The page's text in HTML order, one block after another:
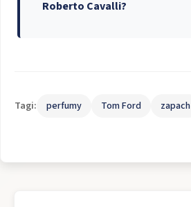
Roberto Cavalli?
Tagi: perfumy Tom Ford zapach